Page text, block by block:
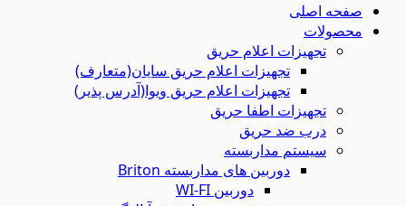
صفحه اصلی
محصولات
تجهیزات اعلام حریق
تجهیزات اعلام حریق سایان(متعارف)
تجهیزات اعلام حریق ویوا(آدرس پذیر)
تجهیزات اطفا حریق
درب ضد حریق
سیستم مداربسته
دوربین های مداربسته Briton
دوربین WI-FI